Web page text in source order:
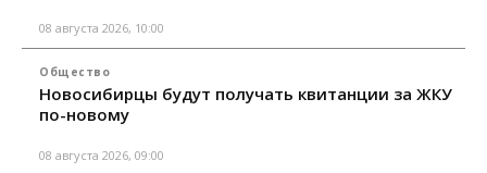
08 августа 2026, 10:00
Общество
Новосибирцы будут получать квитанции за ЖКУ
по-новому
08 августа 2026, 09:00